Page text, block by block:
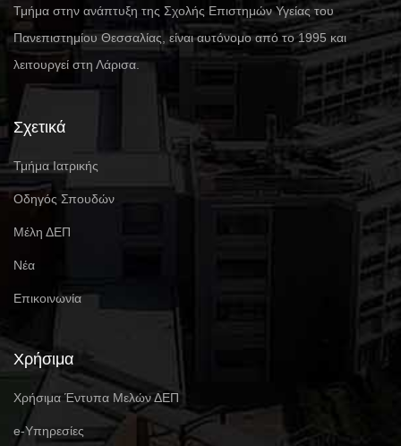
Τμήμα στην ανάπτυξη της Σχολής Επιστημών Υγείας του
Πανεπιστημίου Θεσσαλίας, είναι αυτόνομο από το 1995 και
λειτουργεί στη Λάρισα.
Σχετικά
Τμήμα Ιατρικής
Οδηγός Σπουδών
Μέλη ΔΕΠ
Νέα
Επικοινωνία
Χρήσιμα
Χρήσιμα Έντυπα Μελών ΔΕΠ
e-Υπηρεσίες